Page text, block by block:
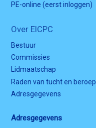
PE-online (eerst inloggen)
Over EICPC
Bestuur
Commissies
Lidmaatschap
Raden van tucht en beroep
Adresgegevens
Adresgegevens